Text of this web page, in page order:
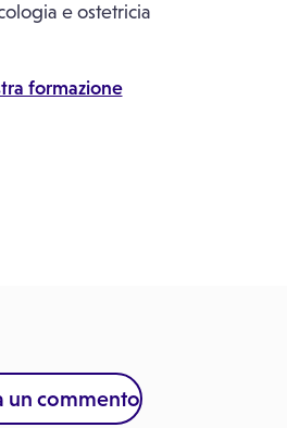
e ostetricia
formazione
un commento